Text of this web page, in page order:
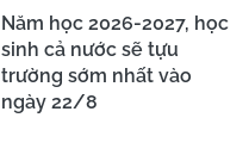
Năm học 2026-2027, học
sinh cả nước sẽ tựu
trường sớm nhất vào
ngày 22/8